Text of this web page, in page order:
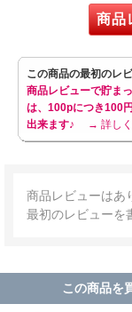
商品
この商品の最初のレ
商品レビューで貯ま
は、100pにつき100
出来ます♪
→ 詳し
商品レビューはあ
最初のレビューを
この商品を